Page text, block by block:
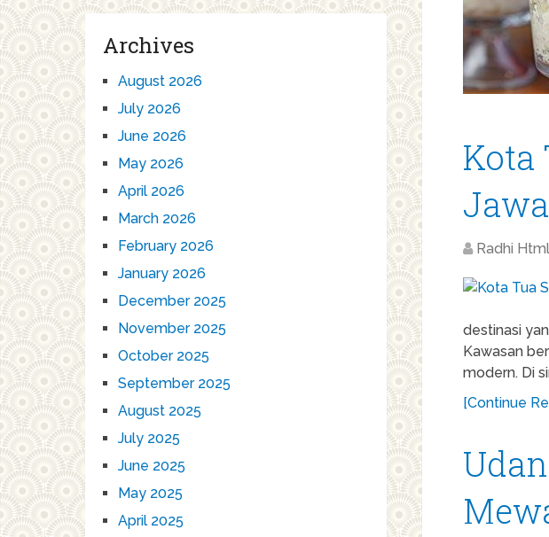
Kota
Radhi Html
destinasi
Kawasan
modern. Di
[Continue
Archives
August 2026
July 2026
June 2026
May 2026
April 2026
March 2026
February 2026
January 2026
December 2025
November 2025
October 2025
September 2025
August 2025
July 2025
June 2025
May 2025
April 2025